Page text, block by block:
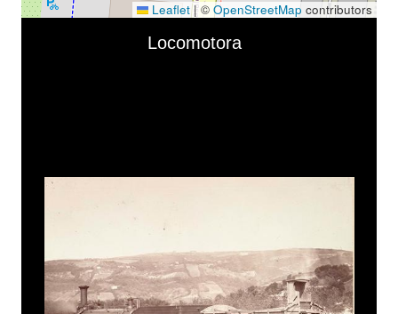
Leaflet |© OpenStreetMap contributors
Media ViewerLocomotora